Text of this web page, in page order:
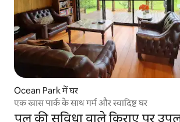
Ocean Park में घर
एक खास पार्क के साथ गर्म और स्वादिष्ट घर
पूल की सुविधा वाले किराए पर